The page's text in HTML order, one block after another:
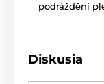
podráždění
Diskusia